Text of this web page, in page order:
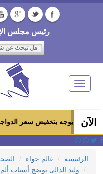
رئيس مجلس
Toggle
navigation
الآن
سعر الدواجن المجمدة إلى 100 جنيه للكيلو بالمجمعات الاستهلاكية
الرئيسية عالم حواء
وليد الدالى يوضح أسباب ألم